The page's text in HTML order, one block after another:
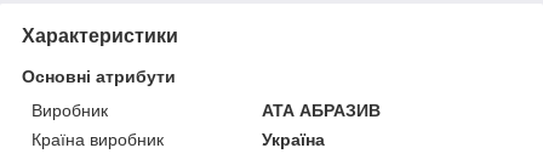
Характеристики
Основні атрибути
Виробник
АТА АБРАЗИВ
Країна виробник
Україна